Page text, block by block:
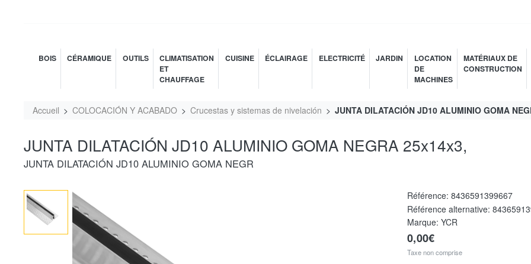
BOIS CÉRAMIQUE OUTILS
CLIMATISATION
ET
CHAUFFAGE
CUISINE ÉCLAIRAGE ELECTRICITÉ JARDIN
LOCATION
DE
MACHINES
MATÉRIAUX DE
CONSTRUCTION
Accueil COLOCACIÓN Y ACABADO Crucestas y sistemas de nivelación JUNTA DILATACIÓN JD10 ALUMINIO GOMA
JUNTA DILATACIÓN JD10 ALUMINIO GOMA NEGRA 25x14x3,
JUNTA DILATACIÓN JD10 ALUMINIO GOMA NEGR
Référence: 8436591399667
Référence alternative:
Marque: YCR
0,00€
Taxe non comprise